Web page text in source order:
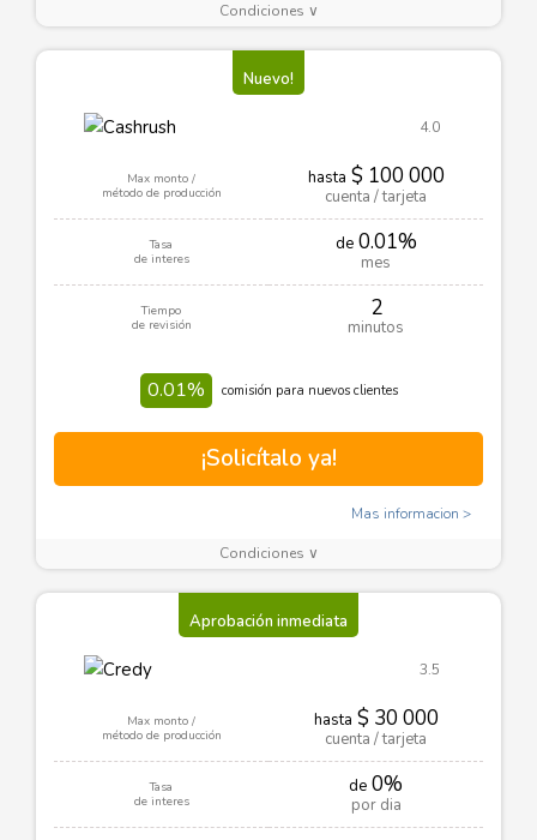
Condiciones ∨
Nuevo!
4.0
Max monto /
método de producción
hasta $ 100 000
cuenta / tarjeta
Tasa
de interes
de0.01%
mes
Tiempo
de revisión
2
minutos
0.01% comisión para nuevos clientes
¡Solicítalo ya!
Mas informacion
Condiciones ∨
Aprobación inmediata
3.5
Max monto /
método de producción
hasta $ 30 000
cuenta / tarjeta
Tasa
de interes
de 0%
por dia